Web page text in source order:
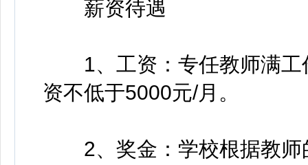
薪资待遇
1、工资：专任教师满工
资不低于5000元/月。
2、奖金：学校根据教师